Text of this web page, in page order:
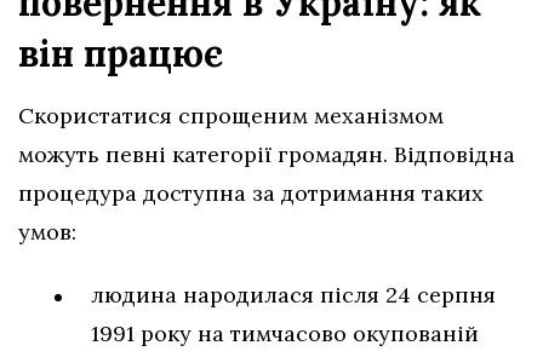
він працює
Скористатися спрощеним механізмом
можуть певні категорії громадян. Відповідна
процедура доступна за дотримання таких
умов:
людина народилася після 24 серпня
1991 року на тимчасово окупованій